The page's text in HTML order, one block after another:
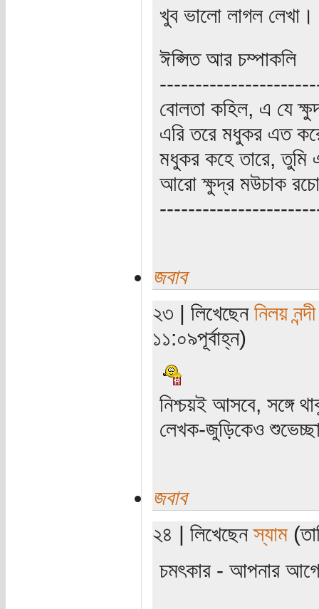
খুব ভালো লাগল
ঈপ্সিত আর চম্পাকলি
বোলতা কহিল, এ যে
এরি তরে মধুকর এত
মধুকর কহে তারে, তুমি
আরো ক্ষুদ্র মউচাক
জবাব
২৩ | লিখেছেন নিলয় নন্দী
১১:০৯পূর্বাহ্ন)
নিশ্চয়ই আসবে, সঙ্গে
লেখক-জুড়িকেও
জবাব
২৪ | লিখেছেনস্যাম
চমৎকার - আপনার